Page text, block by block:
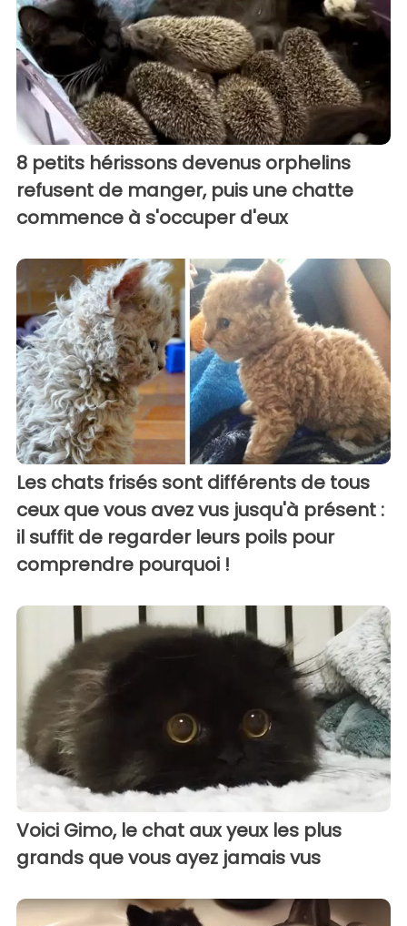
8 petits hérissons devenus orphelins
refusent de manger, puis une chatte
commence à s'occuper d'eux
Les chats frisés sont différents de tous
ceux que vous avez vus jusqu'à présent :
il suffit de regarder leurs poils pour
comprendre pourquoi !
Voici Gimo, le chat aux yeux les plus
grands que vous ayez jamais vus